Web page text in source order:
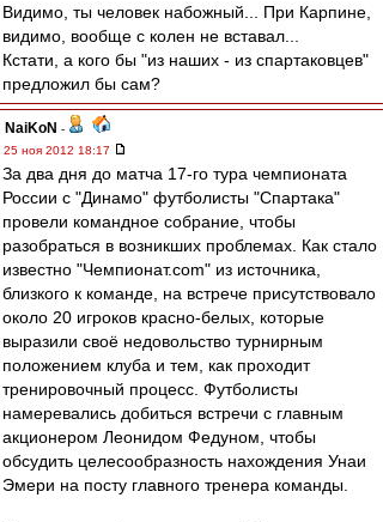
Видимо, ты человек набожный... При Карпине,
видимо, вообще с колен не вставал...
Кстати, а кого бы "из наших - из спартаковцев"
предложил бы сам?
NaiKoN -
25 ноя 2012 18:17
За два дня до матча 17-го тура чемпионата
России с "Динамо" футболисты "Спартака"
провели командное собрание, чтобы
разобраться в возникших проблемах. Как стало
известно "Чемпионат.com" из источника,
близкого к команде, на встрече присутствовало
около 20 игроков красно-белых, которые
выразили своё недовольство турнирным
положением клуба и тем, как проходит
тренировочный процесс. Футболисты
намеревались добиться встречи с главным
акционером Леонидом Федуном, чтобы
обсудить целесообразность нахождения Унаи
Эмери на посту главного тренера команды.